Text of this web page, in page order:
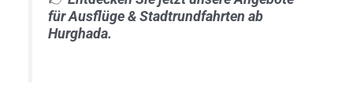
für Ausflüge & Stadtrundfahrten ab
Hurghada.